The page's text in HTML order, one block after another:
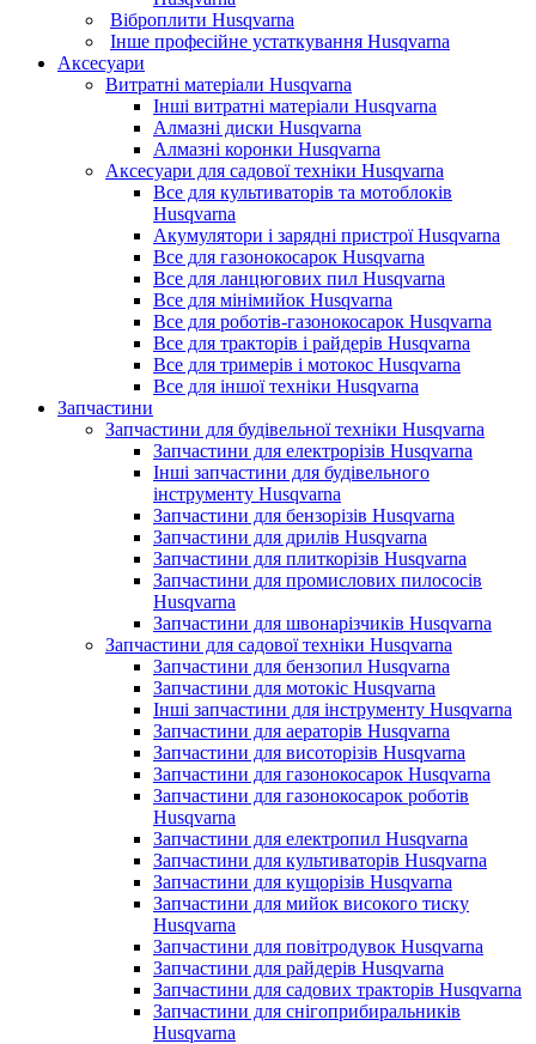
Віброплити Husqvarna
Інше професійне устаткування Husqvarna
Аксесуари
Витратні матеріали Husqvarna
Інші витратні матеріали Husqvarna
Алмазні диски Husqvarna
Алмазні коронки Husqvarna
Аксесуари для садової техніки Husqvarna
Все для культиваторів та мотоблоків
Husqvarna
Акумулятори і зарядні пристрої Husqvarna
Все для газонокосарок Husqvarna
Все для ланцюгових пил Husqvarna
Все для мінімийок Husqvarna
Все для роботів-газонокосарок Husqvarna
Все для тракторів і райдерів Husqvarna
Все для тримерів і мотокос Husqvarna
Все для іншої техніки Husqvarna
Запчастини
Запчастини для будівельної техніки Husqvarna
Запчастини для електрорізів Husqvarna
Інші запчастини для будівельного
інструменту Husqvarna
Запчастини для бензорізів Husqvarna
Запчастини для дрилів Husqvarna
Запчастини для плиткорізів Husqvarna
Запчастини для промислових пилососів
Husqvarna
Запчастини для швонарізчиків Husqvarna
Запчастини для садової техніки Husqvarna
Запчастини для бензопил Husqvarna
Запчастини для мотокіс Husqvarna
Інші запчастини для інструменту Husqvarna
Запчастини для аераторів Husqvarna
Запчастини для висоторізів Husqvarna
Запчастини для газонокосарок Husqvarna
Запчастини для газонокосарок роботів
Husqvarna
Запчастини для електропил Husqvarna
Запчастини для культиваторів Husqvarna
Запчастини для кущорізів Husqvarna
Запчастини для мийок високого тиску
Husqvarna
Запчастини для повітродувок Husqvarna
Запчастини для райдерів Husqvarna
Запчастини для садових тракторів Husqvarna
Запчастини для снігоприбиральників
Husqvarna